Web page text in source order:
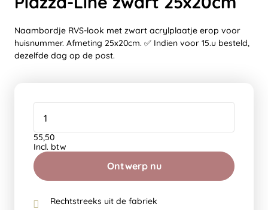
Naambordje RVS-look met zwart acrylplaatje erop voor
huisnummer. Afmeting 25x20cm. ✅ Indien voor 15.u besteld,
dezelfde dag op de post.
Ontwerp nu
55,50
Incl. btw
Rechtstreeks uit de fabriek